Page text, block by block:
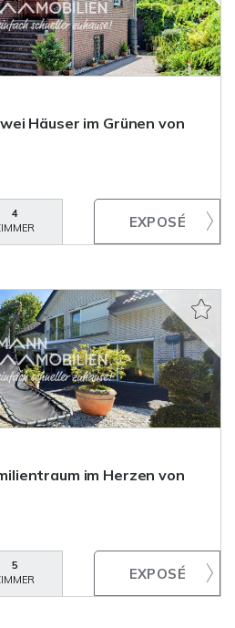
Häuser im Grünen von
4
im Herzen von
5